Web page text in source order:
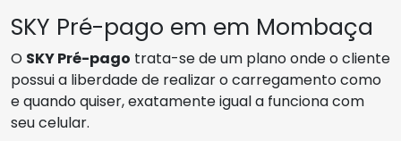
SKY Pré-pago em em Mombaça
O SKY Pré-pago trata-se de um plano onde o cliente
possui a liberdade de realizar o carregamento como
e quando quiser, exatamente igual a funciona com
seu celular.